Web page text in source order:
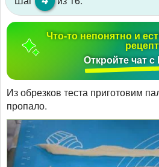
Что-то непонятно и
Откройте чат
Из обрезков теста приготовим
пропало.